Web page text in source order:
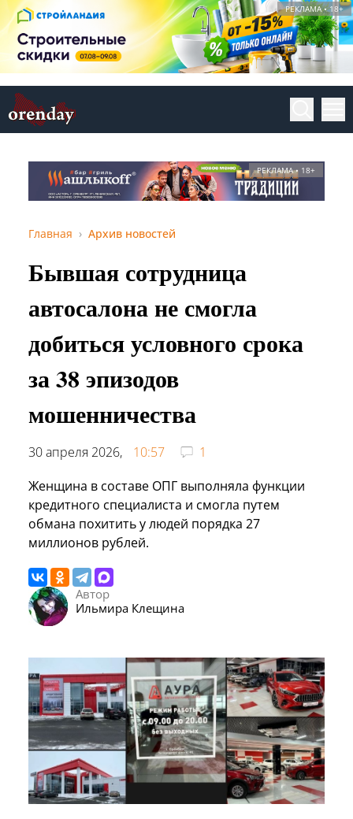
РЕКЛАМА • 18+
РЕКЛАМА • 18+
Главная Архив новостей
Бывшая сотрудница
автосалона не смогла
добиться условного срока
за 38 эпизодов
мошенничества
30 апреля 2026, 10:57
1
Женщина в составе ОПГ выполняла функции
кредитного специалиста и смогла путем
обмана похитить у людей порядка 27
миллионов рублей.
Автор
Ильмира Клещина